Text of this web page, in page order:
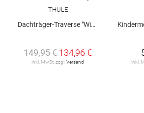
THULE
Dachträger-Traverse "WingBar Evo"
149,95 € 134,96 €
inkl. MwSt. zzgl.Versand inkl.